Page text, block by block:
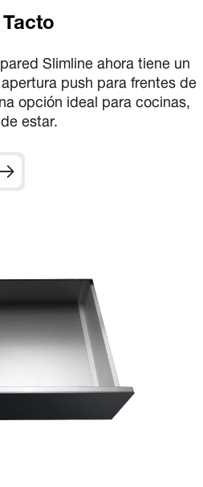
Slimline ahora tiene un
push para frentes de
opción ideal para cocinas,
estar.